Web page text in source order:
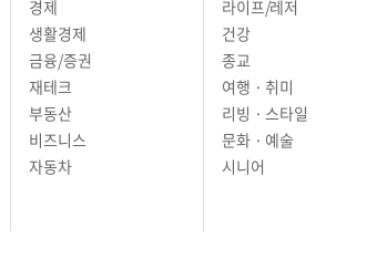
경제
경제
생활경제
금융/증권
재테크
부동산
라이프
라이프/레저
건강
종교
여행 · 취미
리빙 · 스타일